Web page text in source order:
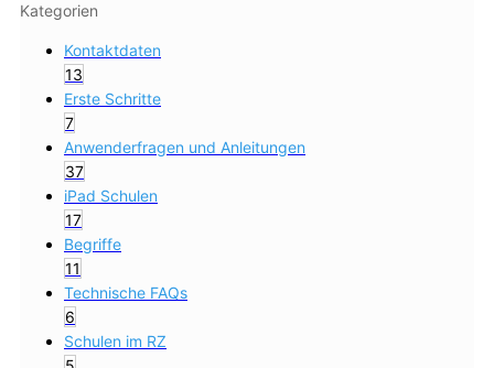
Kategorien
Kontaktdaten
13
Erste Schritte
7
Anwenderfragen und Anleitungen
37
iPad Schulen
17
Begriffe
11
Technische FAQs
6
Schulen im RZ